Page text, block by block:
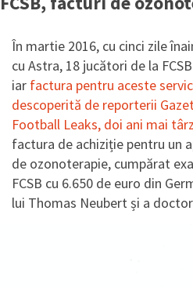
În martie 2016, cu cinci zile
cu Astra, 18 jucători de la
iar factura pentru aceste
descoperită de reporterii
Football Leaks, doi ani mai
factura de achiziție pentru un
de ozonoterapie, cumpărat
FCSB cu 6.650 de euro din
lui Thomas Neubert și a